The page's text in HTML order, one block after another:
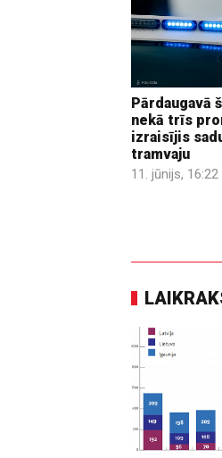
Pārdaugavā
nekā trīs
izraisījis
tramvaju
11. jūnijs, 16:22